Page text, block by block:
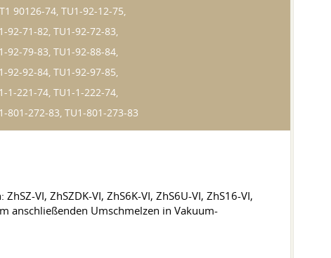
90126-74, TU1-92-12-75,
92-71-82, TU1-92-72-83,
92-79-83, TU1-92-88-84,
92-92-84, TU1-92-97-85,
1-221-74, TU1-1-222-74,
801-272-83, TU1-801-273-83
VI, ZhSZDK-VI, ZhS6K-VI, ZhS6U-VI, ZhS16-VI,
anschließenden Umschmelzen in Vakuum-